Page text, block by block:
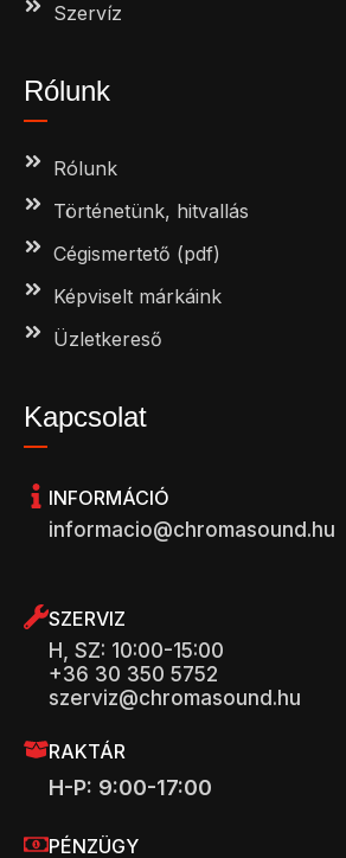
Szervíz
Rólunk
Rólunk
Történetünk, hitvallás
Cégismertető (pdf)
Képviselt márkáink
Üzletkereső
Kapcsolat
INFORMÁCIÓ
informacio@chromasound.hu
SZERVIZ
H, SZ: 10:00-15:00
+36 30 350 5752
szerviz@chromasound.hu
RAKTÁR
H-P: 9:00-17:00
PÉNZÜGY